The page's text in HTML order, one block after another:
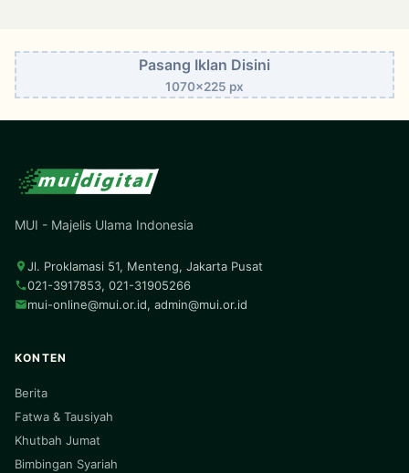
Pasang Iklan Disini
1070x225 px
MUI - Majelis Ulama Indonesia
Jl. Proklamasi 51, Menteng, Jakarta Pusat
021-3917853, 021-31905266
mui-online@mui.or.id, admin@mui.or.id
KONTEN
Berita
Fatwa & Tausiyah
Khutbah Jumat
Bimbingan Syariah